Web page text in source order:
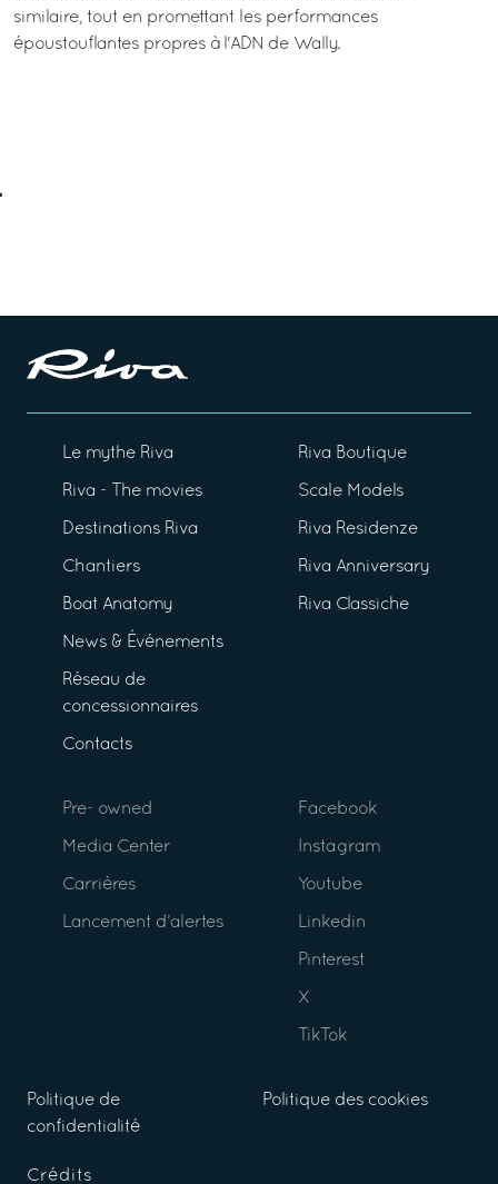
similaire, tout en promettant les performances
époustouflantes propres à l'ADN de Wally.
Le mythe Riva
Riva - The movies
Destinations Riva
Chantiers
Boat Anatomy
News & Événements
Réseau de
concessionnaires
Contacts
Riva Boutique
Scale Models
Riva Residenze
Riva Anniversary
Riva Classiche
Pre- owned
Media Center
Carrières
Lancement d’alertes
Facebook
Instagram
Youtube
Linkedin
Pinterest
X
TikTok
Politique de
confidentialité
Politique des cookies
Crédits